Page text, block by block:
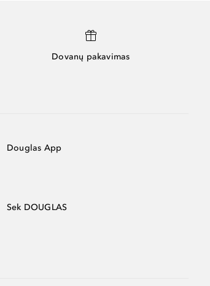
Dovanų pakavimas
Douglas App
Sek DOUGLAS